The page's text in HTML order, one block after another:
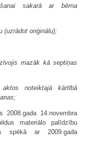
sakarā ar bērna
(uzrādot oriģinālu);
mazāk kā septiņas
noteiktajā kārtībā
2008.gada 14.novembra
materiālo palīdzību
spēkā ar 2009.gada